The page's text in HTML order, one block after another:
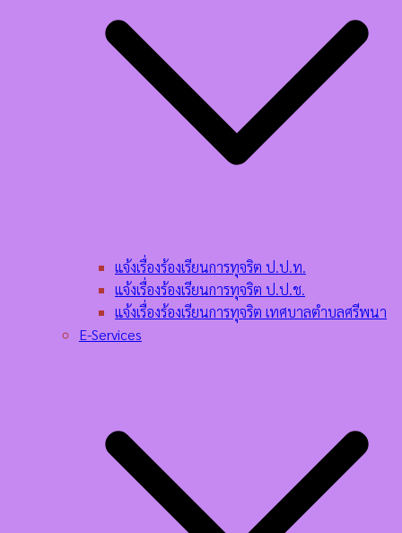
แจ้งเรื่องร้องเรียนการทุจริต ป.ป.ท.
แจ้งเรื่องร้องเรียนการทุจริต ป.ป.ช.
แจ้งเรื่องร้องเรียนการทุจริต เทศบาลตำบลศรีพนา
E-Services